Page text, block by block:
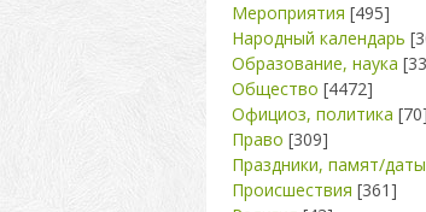
Мероприятия [495]
Народный календарь
Образование, наука
Общество [4472]
Официоз, политика [70]
Право [309]
Праздники, памят/даты
Происшествия [361]